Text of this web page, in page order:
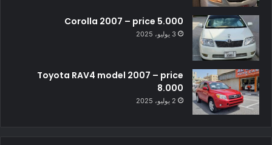
Corolla 2007 – price 5.000
3 يوليو، 2025
Toyota RAV4 model 2007 – price
8.000
2 يوليو، 2025